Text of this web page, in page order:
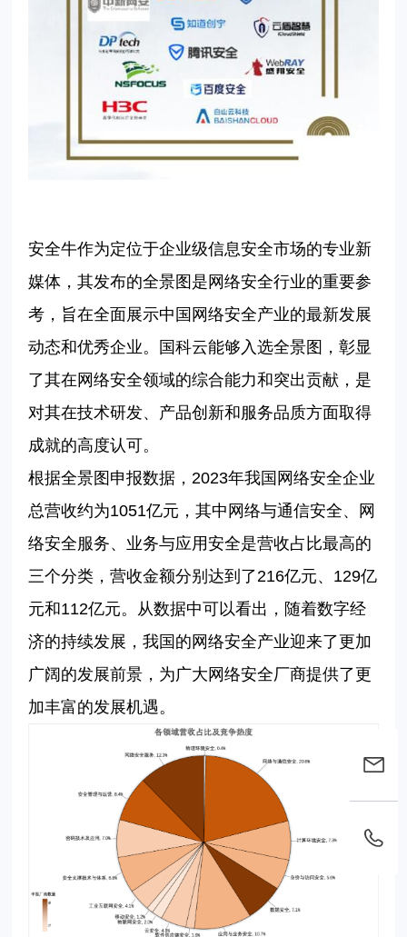
安全牛作为定位于企业级信息安全市场的专业新
媒体，其发布的全景图是网络安全行业的重要参
考，旨在全面展示中国网络安全产业的最新发展
动态和优秀企业。国科云能够入选全景图，彰显
了其在网络安全领域的综合能力和突出贡献，是
对其在技术研发、产品创新和服务品质方面取得
成就的高度认可。
根据全景图申报数据，2023年我国网络安全企业
总营收约为1051亿元，其中网络与通信安全、网
络安全服务、业务与应用安全是营收占比最高的
三个分类，营收金额分别达到了216亿元、129亿
元和112亿元。从数据中可以看出，随着数字经
济的持续发展，我国的网络安全产业迎来了更加
广阔的发展前景，为广大网络安全厂商提供了更
加丰富的发展机遇。